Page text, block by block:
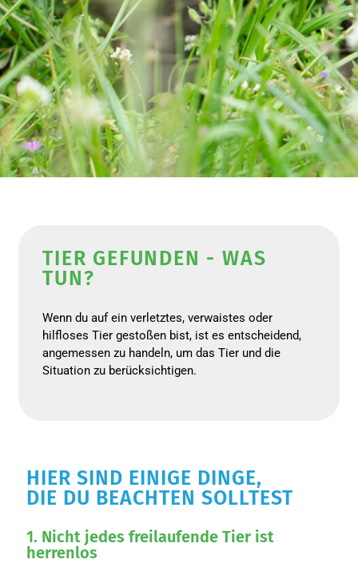
TIER GEFUNDEN - WAS
TUN?
Wenn du auf ein verletztes, verwaistes oder
hilfloses Tier gestoßen bist, ist es entscheidend,
angemessen zu handeln, um das Tier und die
Situation zu berücksichtigen.
HIER SIND EINIGE DINGE,
DIE DU BEACHTEN SOLLTEST
1. Nicht jedes freilaufende Tier ist
herrenlos